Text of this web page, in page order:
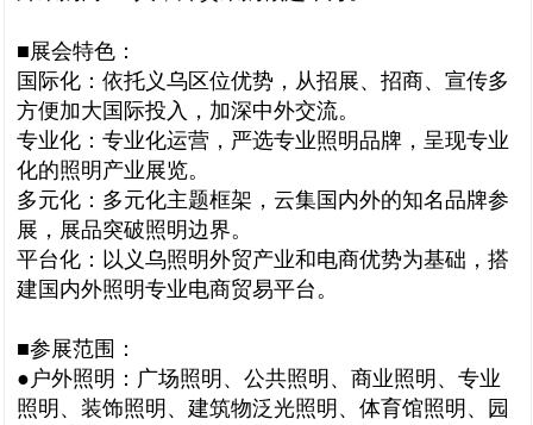
■展会特色：
国际化：依托义乌区位优势，从招展、招商、宣传多
方便加大国际投入，加深中外交流。
专业化：专业化运营，严选专业照明品牌，呈现专业
化的照明产业展览。
多元化：多元化主题框架，云集国内外的知名品牌参
展，展品突破照明边界。
平台化：以义乌照明外贸产业和电商优势为基础，搭
建国内外照明专业电商贸易平台。
■参展范围：
●户外照明：广场照明、公共照明、商业照明、专业
照明、装饰照明、建筑物泛光照明、体育馆照明、园